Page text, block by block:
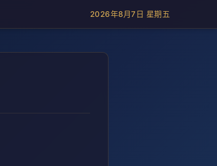
2026年8月7日 星期五